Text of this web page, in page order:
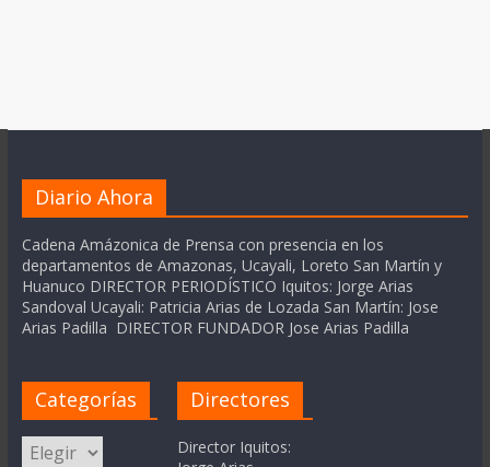
Diario Ahora
Cadena Amázonica de Prensa con presencia en los
departamentos de Amazonas, Ucayali, Loreto San Martín y
Huanuco DIRECTOR PERIODÍSTICO Iquitos: Jorge Arias
Sandoval Ucayali: Patricia Arias de Lozada San Martín: Jose
Arias Padilla DIRECTOR FUNDADOR Jose Arias Padilla
Categorías
Categorías
Directores
Director Iquitos: